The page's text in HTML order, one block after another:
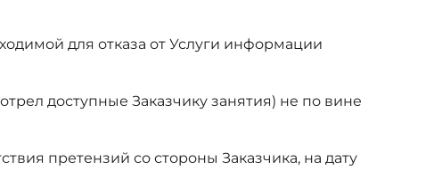
для отказа от Услуги информации
доступные Заказчику занятия) не по вине
претензий со стороны Заказчика, на дату